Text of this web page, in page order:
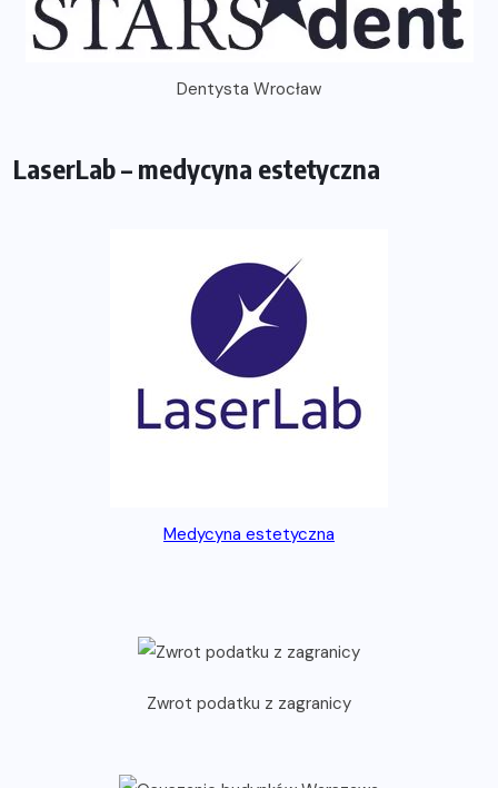
Dentysta Wrocław
LaserLab – medycyna estetyczna
Medycyna estetyczna
Zwrot podatku z zagranicy